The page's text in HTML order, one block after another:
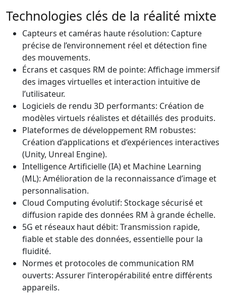
Technologies clés de la réalité mixte
Capteurs et caméras haute résolution: Capture
précise de l’environnement réel et détection fine
des mouvements.
Écrans et casques RM de pointe: Affichage immersif
des images virtuelles et interaction intuitive de
l’utilisateur.
Logiciels de rendu 3D performants: Création de
modèles virtuels réalistes et détaillés des produits.
Plateformes de développement RM robustes:
Création d’applications et d’expériences interactives
(Unity, Unreal Engine).
Intelligence Artificielle (IA) et Machine Learning
(ML): Amélioration de la reconnaissance d’image et
personnalisation.
Cloud Computing évolutif: Stockage sécurisé et
diffusion rapide des données RM à grande échelle.
5G et réseaux haut débit: Transmission rapide,
fiable et stable des données, essentielle pour la
fluidité.
Normes et protocoles de communication RM
ouverts: Assurer l’interopérabilité entre différents
appareils.